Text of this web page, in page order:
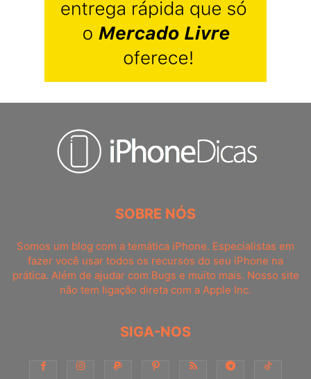
SOBRE NÓS
Somos um blog com a temática iPhone. Especialistas em
fazer você usar todos os recursos do seu iPhone na
prática. Além de ajudar com Bugs e muito mais. Nosso site
não tem ligação direta com a Apple Inc.
SIGA-NOS